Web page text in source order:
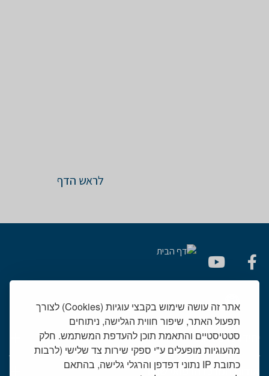
אתר זה עושה שימוש בקבצי עוגיות (Cookies) לצורך
תפעול האתר, שיפור חווית הגלישה, ניתוחים
סטטיסטיים והתאמת תוכן להעדפת המשתמש. חלק
מהעוגיות מופעלים ע"י ספקי שירות צד שלישי (לרבות
כתובת IP נתוני דפדפן והרגלי גלישה, בהתאם
לראש הדף
יחידות רפואיות
אודות המרכז הרפואי שמיר